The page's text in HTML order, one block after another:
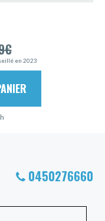
€
en 2023
0450276660